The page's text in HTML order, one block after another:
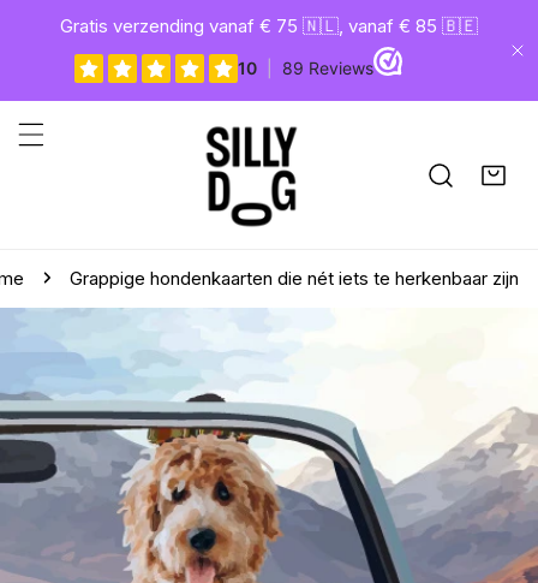
naar artikel
Gratis verzending vanaf € 75 🇳🇱, vanaf € 85 🇧🇪
Grappige hondenkaarten die nét iets te herkenbaar zijn